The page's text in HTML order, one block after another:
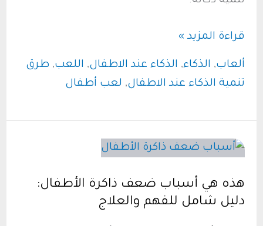
ألعاب
ذكاء
خير
لطفلك؟
قراءة المزيد »
ألعاب, الذكاء, الذكاء عند الاطفال, اللعب, طرق
تنمية الذكاء عند الاطفال, لعب أطفال
هذه هي أسباب ضعف ذاكرة الأطفال:
دليل شامل للفهم والعلاج